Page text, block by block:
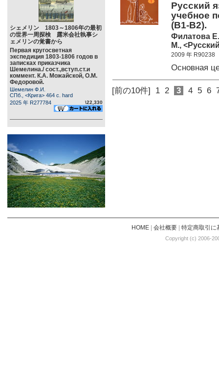
シェメリン 1803～1806年の最初
の世界一周探検 露米会社執事シ
ェメリンの覚書から
Первая кругосветная
экспедиция 1803-1806 годов в
записках приказчика
Шемелина./ сост.,вступ.ст.и
коммент. К.А. Можайской, О.М.
Федоровой.
Шемелин Ф.И.
СПб., <Крига> 464 c. hard
2025 年 R277784
\22,330
Русский
учебное
(B1-B2).
Филатова
М.,
2009 年 R90238
Основная
[前の10件] 1 2 3 4 5 6
HOME| 会社概要| 特定商取引に
Copyright (c) 2006-